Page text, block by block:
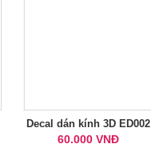
Decal dán kính 3D ED002
60.000 VNĐ